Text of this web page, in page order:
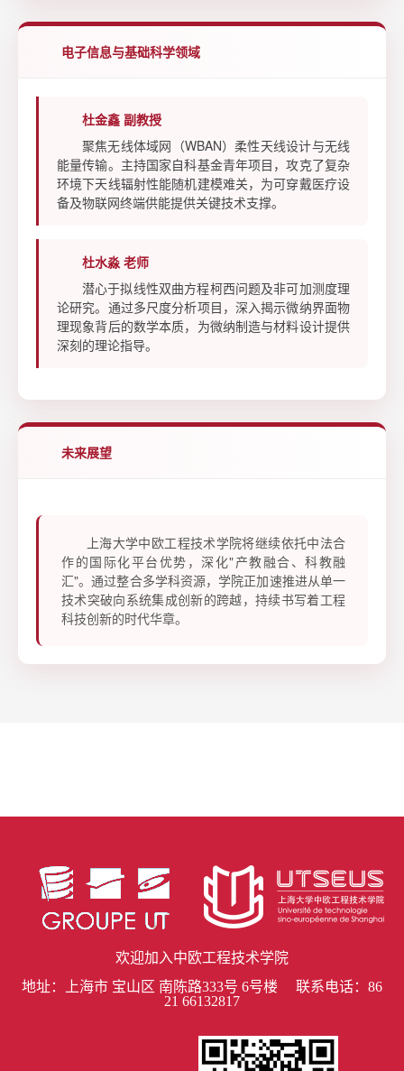
电子信息与基础科学领域
杜金鑫 副教授
聚焦无线体域网（WBAN）柔性天线设计与无线
能量传输。主持国家自科基金青年项目，攻克了复杂
环境下天线辐射性能随机建模难关，为可穿戴医疗设
备及物联网终端供能提供关键技术支撑。
杜水淼 老师
潜心于拟线性双曲方程柯西问题及非可加测度理
论研究。通过多尺度分析项目，深入揭示微纳界面物
理现象背后的数学本质，为微纳制造与材料设计提供
深刻的理论指导。
未来展望
上海大学中欧工程技术学院将继续依托中法合
作的国际化平台优势，深化"产教融合、科教融
汇"。通过整合多学科资源，学院正加速推进从单一
技术突破向系统集成创新的跨越，持续书写着工程
科技创新的时代华章。
欢迎加入中欧工程技术学院
地址：上海市 宝山区 南陈路333号 6号楼 联系电话：86
21 66132817